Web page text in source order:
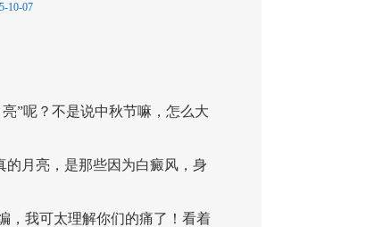
10-07
”呢？不是说中秋节嘛，怎么大
的月亮，是那些因为白癜风，身
，我可太理解你们的痛了！看着